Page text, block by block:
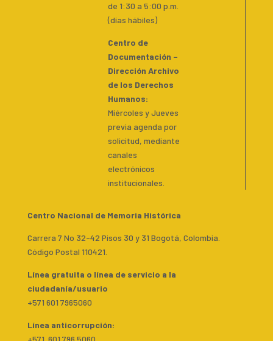
de 1:30 a 5:00 p.m.
(días hábiles)
Centro de
Documentación –
Dirección Archivo
de los Derechos
Humanos:
Miércoles y Jueves
previa agenda por
solicitud, mediante
canales
electrónicos
institucionales.
Centro Nacional de Memoria Histórica
Carrera 7 No 32-42 Pisos 30 y 31 Bogotá, Colombia.
Código Postal 110421.
Línea gratuita o línea de servicio a la
ciudadanía/usuario
+571 601 7965060
Línea anticorrupción: